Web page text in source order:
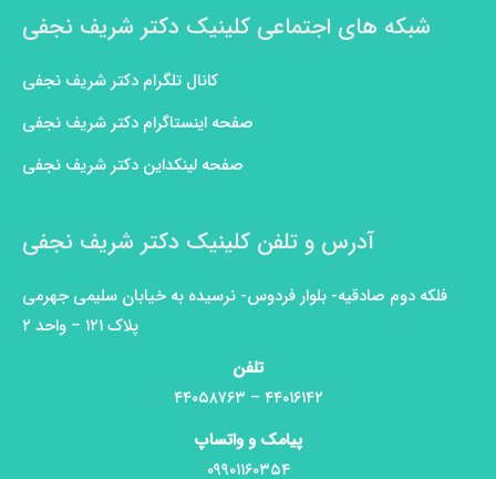
شبکه های اجتماعی کلینیک دکتر شریف نجفی
کانال تلگرام دکتر شریف نجفی
صفحه اینستاگرام دکتر شریف نجفی
صفحه لینکداین دکتر شریف نجفی
آدرس و تلفن کلینیک دکتر شریف نجفی
فلکه دوم صادقیه- بلوار فردوس- نرسیده به خیابان سلیمی جهرمی
پلاک ۱۲۱ – واحد ۲
تلفن
۴۴۰۱۶۱۴۲ – ۴۴۰۵۸۷۶۳
پیامک و واتساپ
۰۹۹۰۱۱۶۰۳۵۴